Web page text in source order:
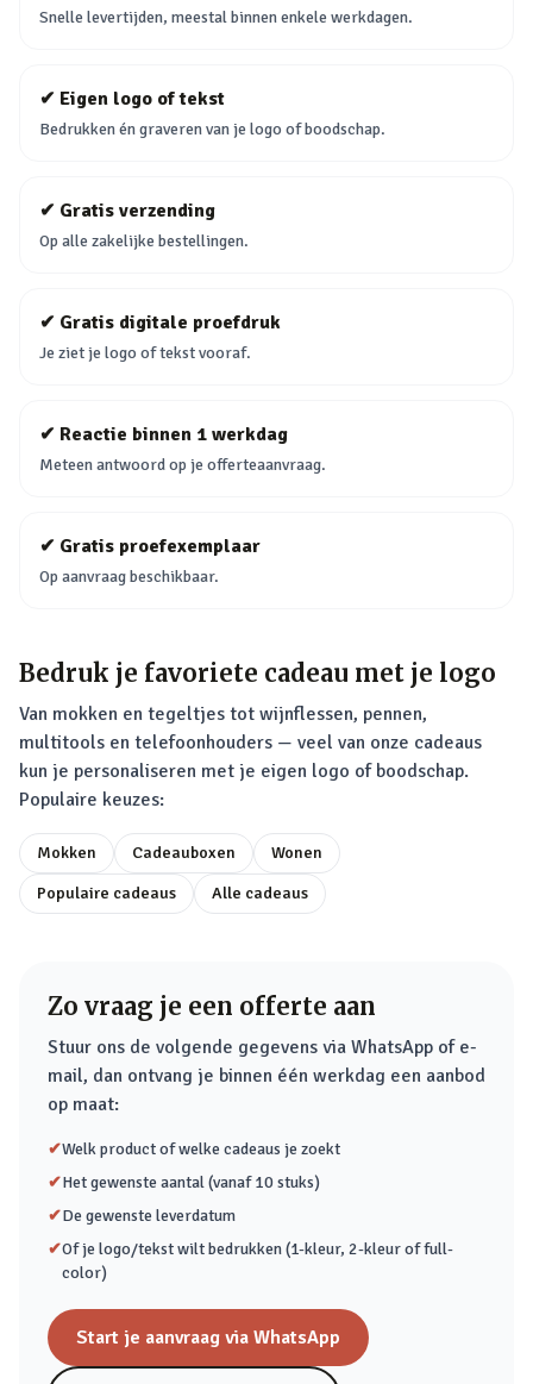
Snelle levertijden, meestal binnen enkele werkdagen.
✔ Eigen logo of tekst
Bedrukken én graveren van je logo of boodschap.
✔ Gratis verzending
Op alle zakelijke bestellingen.
✔ Gratis digitale proefdruk
Je ziet je logo of tekst vooraf.
✔ Reactie binnen 1 werkdag
Meteen antwoord op je offerteaanvraag.
✔ Gratis proefexemplaar
Op aanvraag beschikbaar.
Bedruk je favoriete cadeau met je logo
Van mokken en tegeltjes tot wijnflessen, pennen,
multitools en telefoonhouders — veel van onze cadeaus
kun je personaliseren met je eigen logo of boodschap.
Populaire keuzes:
Mokken Cadeauboxen
Wonen
Populaire cadeaus
Alle cadeaus
Zo vraag je een offerte aan
Stuur ons de volgende gegevens via WhatsApp of e-
mail, dan ontvang je binnen één werkdag een aanbod
op maat:
✔Welk product of welke cadeaus je zoekt
✔Het gewenste aantal (vanaf 10 stuks)
✔De gewenste leverdatum
✔Of je logo/tekst wilt bedrukken (1-kleur, 2-kleur of full-
color)
Start je aanvraag via WhatsApp